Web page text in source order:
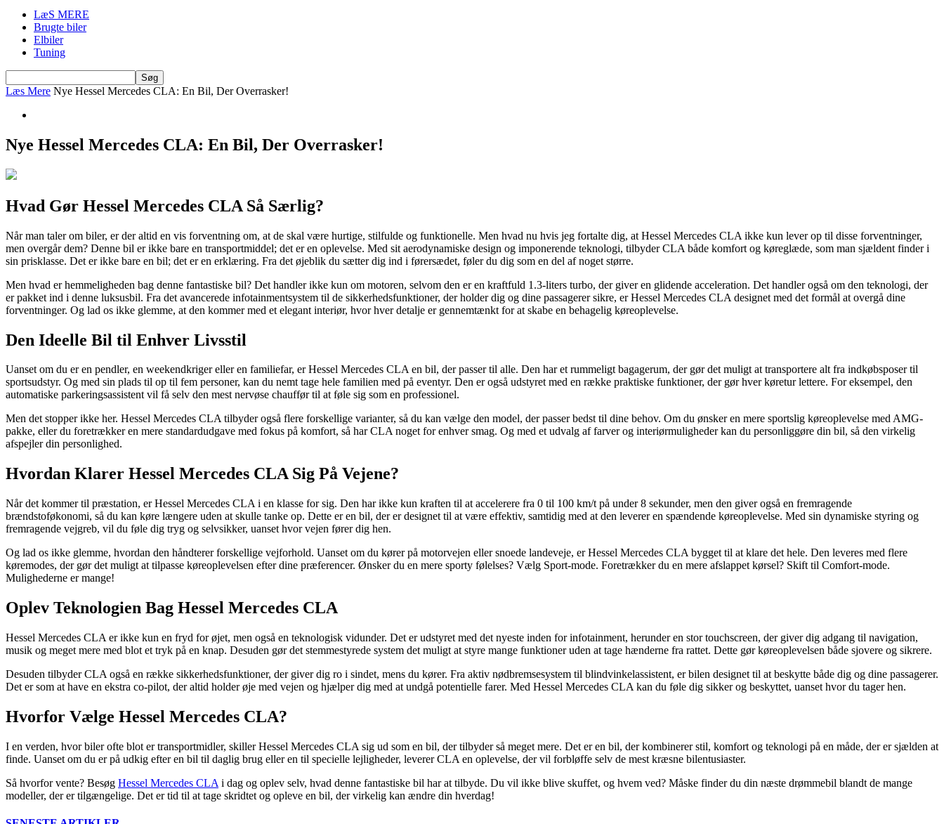
LæS MERE
Brugte biler
Elbiler
Tuning
Læs Mere Nye Hessel Mercedes CLA: En Bil, Der Overrasker!
Nye Hessel Mercedes CLA: En Bil, Der Overrasker!
Hvad Gør Hessel Mercedes CLA Så Særlig?
Når man taler om biler, er der altid en vis forventning om, at de skal være hurtige, stilfulde og funktionelle. Men hvad nu hvis jeg fortalte dig, at Hessel Mercedes CLA ikke kun lever op til disse forventninger,
men overgår dem? Denne bil er ikke bare en transportmiddel; det er en oplevelse. Med sit aerodynamiske design og imponerende teknologi, tilbyder CLA både komfort og køreglæde, som man sjældent finder i
sin prisklasse. Det er ikke bare en bil; det er en erklæring. Fra det øjeblik du sætter dig ind i førersædet, føler du dig som en del af noget større.
Men hvad er hemmeligheden bag denne fantastiske bil? Det handler ikke kun om motoren, selvom den er en kraftfuld 1.3-liters turbo, der giver en glidende acceleration. Det handler også om den teknologi, der
er pakket ind i denne luksusbil. Fra det avancerede infotainmentsystem til de sikkerhedsfunktioner, der holder dig og dine passagerer sikre, er Hessel Mercedes CLA designet med det formål at overgå dine
forventninger. Og lad os ikke glemme, at den kommer med et elegant interiør, hvor hver detalje er gennemtænkt for at skabe en behagelig køreoplevelse.
Den Ideelle Bil til Enhver Livsstil
Uanset om du er en pendler, en weekendkriger eller en familiefar, er Hessel Mercedes CLA en bil, der passer til alle. Den har et rummeligt bagagerum, der gør det muligt at transportere alt fra indkøbsposer til
sportsudstyr. Og med sin plads til op til fem personer, kan du nemt tage hele familien med på eventyr. Den er også udstyret med en række praktiske funktioner, der gør hver køretur lettere. For eksempel, den
automatiske parkeringsassistent vil få selv den mest nervøse chauffør til at føle sig som en professionel.
Men det stopper ikke her. Hessel Mercedes CLA tilbyder også flere forskellige varianter, så du kan vælge den model, der passer bedst til dine behov. Om du ønsker en mere sportslig køreoplevelse med AMG-
pakke, eller du foretrækker en mere standardudgave med fokus på komfort, så har CLA noget for enhver smag. Og med et udvalg af farver og interiørmuligheder kan du personliggøre din bil, så den virkelig
afspejler din personlighed.
Hvordan Klarer Hessel Mercedes CLA Sig På Vejene?
Når det kommer til præstation, er Hessel Mercedes CLA i en klasse for sig. Den har ikke kun kraften til at accelerere fra 0 til 100 km/t på under 8 sekunder, men den giver også en fremragende
brændstoføkonomi, så du kan køre længere uden at skulle tanke op. Dette er en bil, der er designet til at være effektiv, samtidig med at den leverer en spændende køreoplevelse. Med sin dynamiske styring og
fremragende vejgreb, vil du føle dig tryg og selvsikker, uanset hvor vejen fører dig hen.
Og lad os ikke glemme, hvordan den håndterer forskellige vejforhold. Uanset om du kører på motorvejen eller snoede landeveje, er Hessel Mercedes CLA bygget til at klare det hele. Den leveres med flere
køremodes, der gør det muligt at tilpasse køreoplevelsen efter dine præferencer. Ønsker du en mere sporty følelses? Vælg Sport-mode. Foretrækker du en mere afslappet kørsel? Skift til Comfort-mode.
Mulighederne er mange!
Oplev Teknologien Bag Hessel Mercedes CLA
Hessel Mercedes CLA er ikke kun en fryd for øjet, men også en teknologisk vidunder. Det er udstyret med det nyeste inden for infotainment, herunder en stor touchscreen, der giver dig adgang til navigation,
musik og meget mere med blot et tryk på en knap. Desuden gør det stemmestyrede system det muligt at styre mange funktioner uden at tage hænderne fra rattet. Dette gør køreoplevelsen både sjovere og sikrere.
Desuden tilbyder CLA også en række sikkerhedsfunktioner, der giver dig ro i sindet, mens du kører. Fra aktiv nødbremsesystem til blindvinkelassistent, er bilen designet til at beskytte både dig og dine passagerer.
Det er som at have en ekstra co-pilot, der altid holder øje med vejen og hjælper dig med at undgå potentielle farer. Med Hessel Mercedes CLA kan du føle dig sikker og beskyttet, uanset hvor du tager hen.
Hvorfor Vælge Hessel Mercedes CLA?
I en verden, hvor biler ofte blot er transportmidler, skiller Hessel Mercedes CLA sig ud som en bil, der tilbyder så meget mere. Det er en bil, der kombinerer stil, komfort og teknologi på en måde, der er sjælden at
finde. Uanset om du er på udkig efter en bil til daglig brug eller en til specielle lejligheder, leverer CLA en oplevelse, der vil forbløffe selv de mest kræsne bilentusiaster.
Så hvorfor vente? Besøg Hessel Mercedes CLA i dag og oplev selv, hvad denne fantastiske bil har at tilbyde. Du vil ikke blive skuffet, og hvem ved? Måske finder du din næste drømmebil blandt de mange
modeller, der er tilgængelige. Det er tid til at tage skridtet og opleve en bil, der virkelig kan ændre din hverdag!